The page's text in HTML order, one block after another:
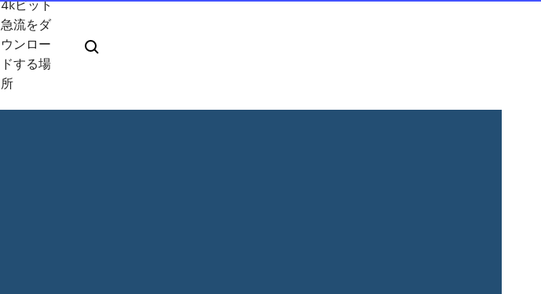
4kビット
急流をダ
ウンロー
ドする場
所